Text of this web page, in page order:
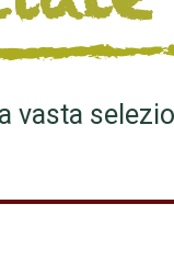
vasta